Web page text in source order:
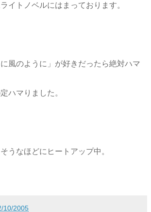
イトノベルにはまっております。
風のように」が好きだったら絶対ハマ
ハマりました。
うなほどにヒートアップ中。
10/2005